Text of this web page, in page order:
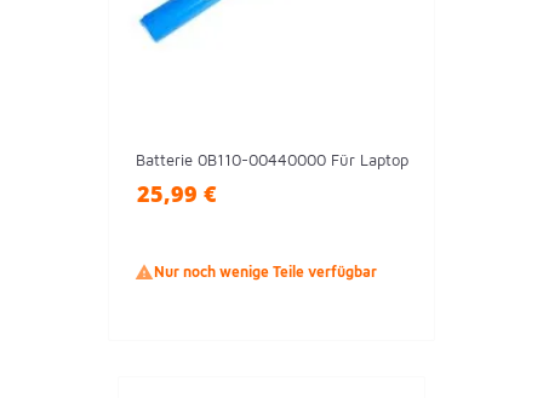
Batterie 0B110-00440000 Für Laptop
25,99 €
Nur noch wenige Teile verfügbar